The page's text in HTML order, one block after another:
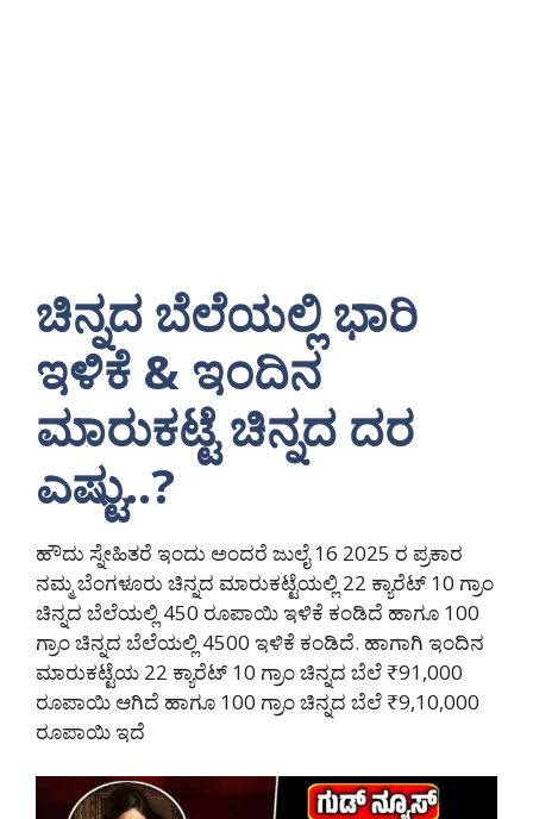
ಚಿನ್ನದ ಬೆಲೆಯಲ್ಲಿ ಭಾರಿ
ಇಳಿಕೆ & ಇಂದಿನ
ಮಾರುಕಟ್ಟೆ ಚಿನ್ನದ ದರ
ಎಷ್ಟು..?
ಹೌದು ಸ್ನೇಹಿತರೆ ಇಂದು ಅಂದರೆ ಜುಲೈ 16 2025 ರ ಪ್ರಕಾರ
ನಮ್ಮ ಬೆಂಗಳೂರು ಚಿನ್ನದ ಮಾರುಕಟ್ಟೆಯಲ್ಲಿ 22 ಕ್ಯಾರೆಟ್ 10 ಗ್ರಾಂ
ಚಿನ್ನದ ಬೆಲೆಯಲ್ಲಿ 450 ರೂಪಾಯಿ ಇಳಿಕೆ ಕಂಡಿದೆ ಹಾಗೂ 100
ಗ್ರಾಂ ಚಿನ್ನದ ಬೆಲೆಯಲ್ಲಿ 4500 ಇಳಿಕೆ ಕಂಡಿದೆ. ಹಾಗಾಗಿ ಇಂದಿನ
ಮಾರುಕಟ್ಟೆಯ 22 ಕ್ಯಾರೆಟ್ 10 ಗ್ರಾಂ ಚಿನ್ನದ ಬೆಲೆ ₹91,000
ರೂಪಾಯಿ ಆಗಿದೆ ಹಾಗೂ 100 ಗ್ರಾಂ ಚಿನ್ನದ ಬೆಲೆ ₹9,10,000
ರೂಪಾಯಿ ಇದೆ